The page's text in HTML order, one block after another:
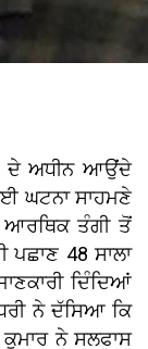
ਦੇ ਅਧੀਨ ਆਉਂਦੇ
ਘਟਨਾ ਸਾਹਮਣੇ
ਆਰਥਿਕ ਤੰਗੀ ਤੋਂ
48 ਸਾਲਾ
ਦਿੰਦਿਆਂ
ਨੇ ਦੱਸਿਆ ਕਿ
ਨੇ ਸਲਫਾਸ